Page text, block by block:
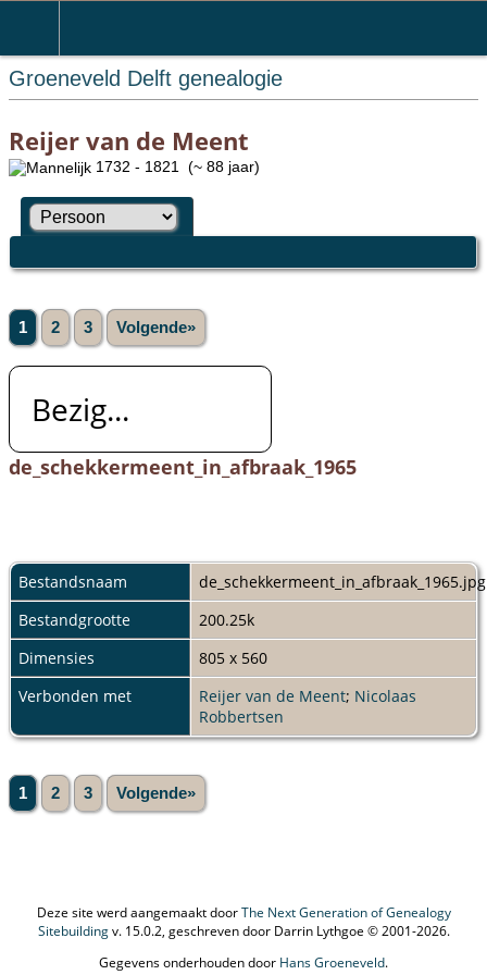
Groeneveld Delft genealogie
Reijer van de Meent
1732 - 1821 (~ 88 jaar)
1 2 3 Volgende»
Bezig...
de_schekkermeent_in_afbraak_1965
Bestandsnaam
de_schekkermeent_in_afbraak_1965.jpg
Bestandgrootte
200.25k
Dimensies
805 x 560
Verbonden met
Reijer van de Meent; Nicolaas
Robbertsen
1 2 3 Volgende»
Deze site werd aangemaakt doorThe Next Generation of Genealogy
Sitebuildingv. 15.0.2, geschreven door Darrin Lythgoe © 2001-2026.
Gegevens onderhouden door Hans Groeneveld.